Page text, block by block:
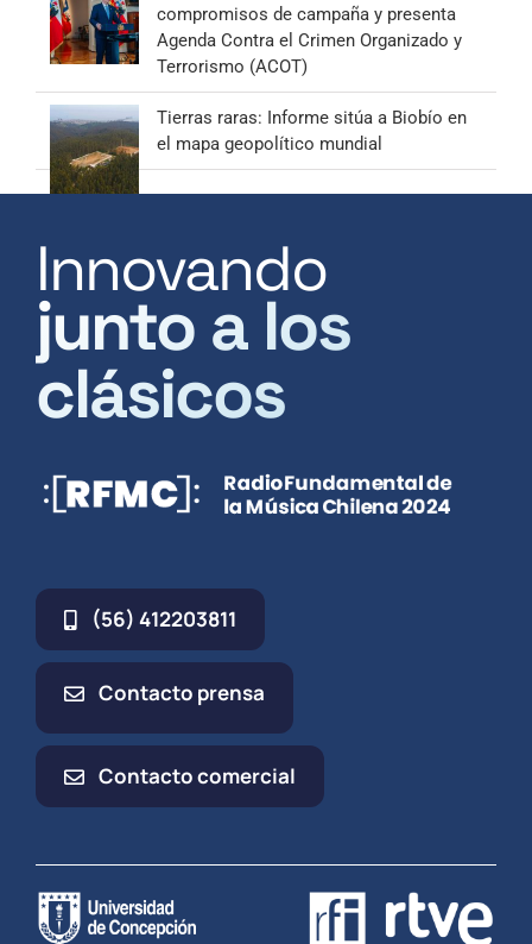
compromisos de campaña y presenta
Agenda Contra el Crimen Organizado y
Terrorismo (ACOT)
Tierras raras: Informe sitúa a Biobío en
el mapa geopolítico mundial
Innovando
junto a los
clásicos
(56) 412203811
Contacto prensa
Contacto comercial